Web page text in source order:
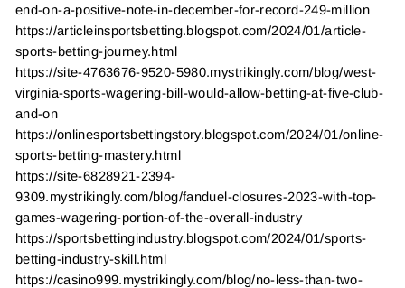
end-on-a-positive-note-in-december-for-record-249-million
https://articleinsportsbetting.blogspot.com/2024/01/article-
sports-betting-journey.html
https://site-4763676-9520-5980.mystrikingly.com/blog/west-
virginia-sports-wagering-bill-would-allow-betting-at-five-club-
and-on
https://onlinesportsbettingstory.blogspot.com/2024/01/online-
sports-betting-mastery.html
https://site-6828921-2394-
9309.mystrikingly.com/blog/fanduel-closures-2023-with-top-
games-wagering-portion-of-the-overall-industry
https://sportsbettingindustry.blogspot.com/2024/01/sports-
betting-industry-skill.html
https://casino999.mystrikingly.com/blog/no-less-than-two-